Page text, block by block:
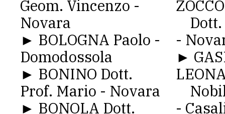
Geom. Vincenzo -
Novara
► BOLOGNA Paolo -
Domodossola
► BONINO Dott.
Prof. Mario - Novara
► BONOLA Dott.
Dott.
-
►
-